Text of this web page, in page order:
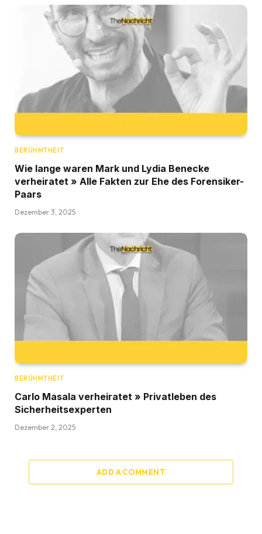
BERÜHMTHEIT
Wie lange waren Mark und Lydia Benecke
verheiratet » Alle Fakten zur Ehe des Forensiker-
Paars
Dezember 3, 2025
BERÜHMTHEIT
Carlo Masala verheiratet » Privatleben des
Sicherheitsexperten
Dezember 2, 2025
ADD A COMMENT